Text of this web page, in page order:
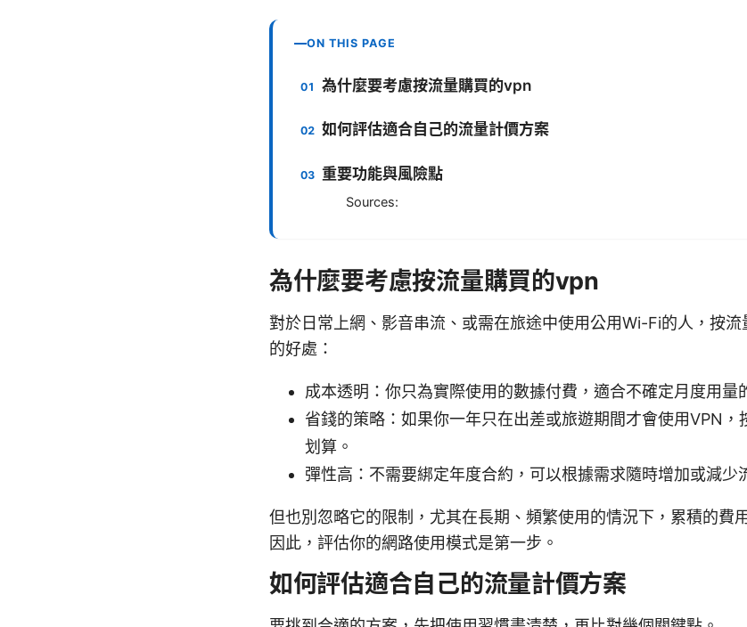
ON THIS PAGE
為什麼要考慮按流量購買的vpn
如何評估適合自己的流量計價方案
重要功能與風險點
Sources:
為什麼要考慮按流量購買的vpn
對於日常上網、影音串流、或需在旅途中使用公用Wi-Fi的人，按
的好處：
成本透明：你只為實際使用的數據付費，適合不確定月度用量
省錢的策略：如果你一年只在出差或旅遊期間才會使用VPN，
划算。
彈性高：不需要綁定年度合約，可以根據需求隨時增加或減少
但也別忽略它的限制，尤其在長期、頻繁使用的情況下，累積的費
因此，評估你的網路使用模式是第一步。
如何評估適合自己的流量計價方案